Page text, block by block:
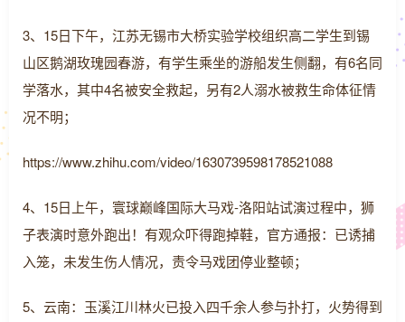
3、15日下午，江苏无锡市大桥实验学校组织高二学生到锡
山区鹅湖玫瑰园春游，有学生乘坐的游船发生侧翻，有6名同
学落水，其中4名被安全救起，另有2人溺水被救生命体征情
况不明；
https://www.zhihu.com/video/1630739598178521088
4、15日上午，寰球巅峰国际大马戏-洛阳站试演过程中，狮
子表演时意外跑出！有观众吓得跑掉鞋，官方通报：已诱捕
入笼，未发生伤人情况，责令马戏团停业整顿；
5、云南：玉溪江川林火已投入四千余人参与扑打，火势得到